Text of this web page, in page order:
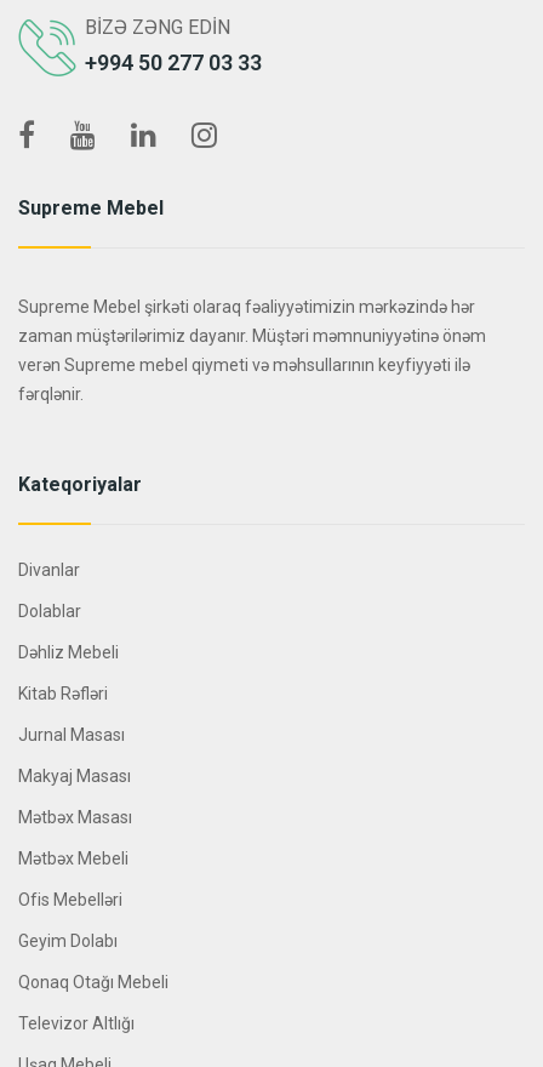
BIZƏ ZƏNG EDIN
+994 50 277 03 33
Supreme Mebel
Supreme Mebel şirkəti olaraq fəaliyyətimizin mərkəzində hər
zaman müştərilərimiz dayanır. Müştəri məmnuniyyətinə önəm
verən Supreme mebel qiymeti və məhsullarının keyfiyyəti ilə
fərqlənir.
Kateqoriyalar
Divanlar
Dolablar
Dəhliz Mebeli
Kitab Rəfləri
Jurnal Masası
Makyaj Masası
Mətbəx Masası
Mətbəx Mebeli
Ofis Mebelləri
Geyim Dolabı
Qonaq Otağı Mebeli
Televizor Altlığı